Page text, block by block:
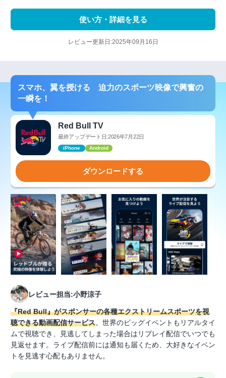
使い方・詳細を見る
レビュー更新日:2025年09月16日
スマホ、翼を授ける 迫力のスポーツ映像で興奮の
一瞬を！
Red Bull TV
最終アップデート日:2026年7月22日
iPhone Android
ダウンロードする
レビュー担当:小野涼子
『Red Bull』がスポンサーの各種エクストリームスポーツを視
聴できる動画配信サービス。世界のビッグイベントもリアルタイ
ムで視聴でき、見逃してしまった場合はリプレイ配信でいつでも
見返せます。ライブ配信前には通知も届くため、大好きなイベン
トを見逃す心配もありません。